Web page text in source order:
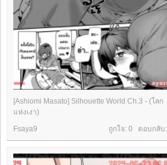
[Ashiomi Masato] Silhouette World Ch.3 - (โลก
แห่งเงา)
ถูกใจ: 0 ตอบกลับ:
Fsaya9